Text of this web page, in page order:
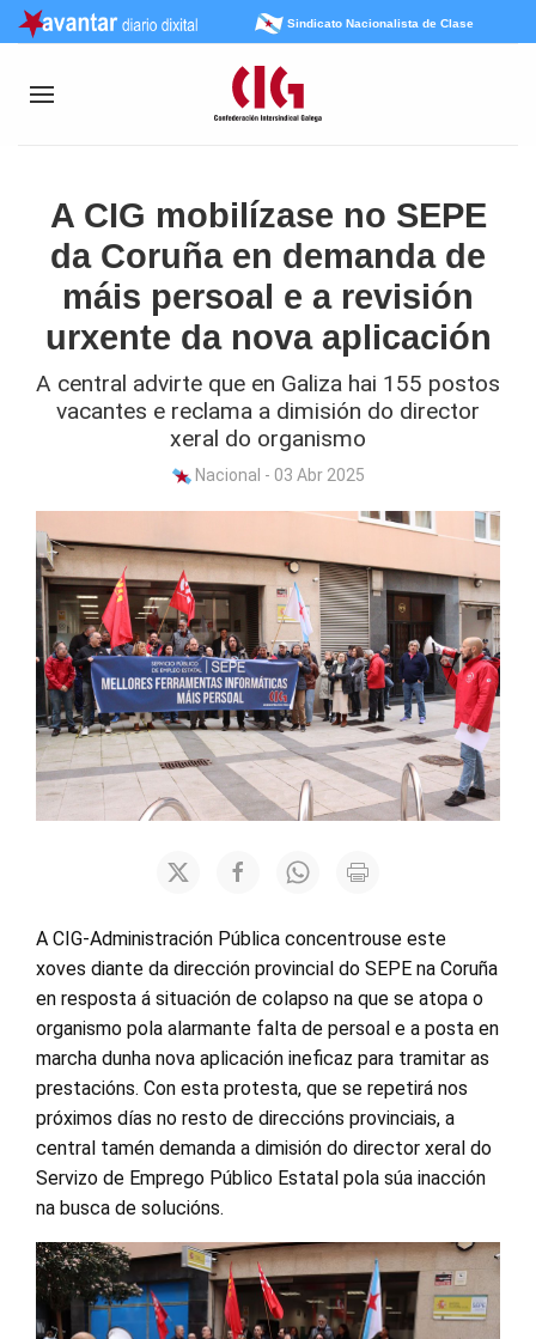
Sindicato Nacionalista de Clase
A CIG mobilízase no SEPE
da Coruña en demanda de
máis persoal e a revisión
urxente da nova aplicación
A central advirte que en Galiza hai 155 postos
vacantes e reclama a dimisión do director
xeral do organismo
Nacional - 03 Abr 2025
A CIG-Administración Pública concentrouse este
xoves diante da dirección provincial do SEPE na Coruña
en resposta á situación de colapso na que se atopa o
organismo pola alarmante falta de persoal e a posta en
marcha dunha nova aplicación ineficaz para tramitar as
prestacións. Con esta protesta, que se repetirá nos
próximos días no resto de direccións provinciais, a
central tamén demanda a dimisión do director xeral do
Servizo de Emprego Público Estatal pola súa inacción
na busca de solucións.